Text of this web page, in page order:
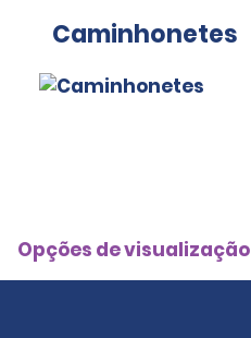
Caminhonetes
Opções de visualização